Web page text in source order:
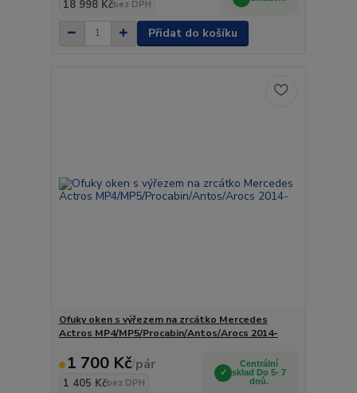
18 998 Kčbez DPH
Přidat do košíku
Ofuky oken s výřezem na zrcátko Mercedes
Actros MP4/MP5/Procabin/Antos/Arocs 2014-
1 700 Kč/pár
1 405 Kčbez DPH
Centrální
sklad Do 5- 7
dnů.